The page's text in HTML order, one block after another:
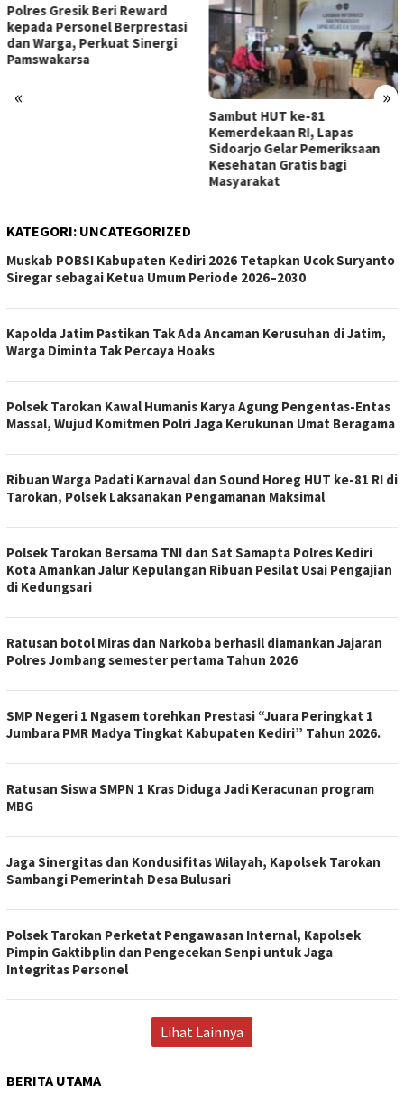
« »
Gresik Beri Reward
Personel Berprestasi
Perkuat Sinergi
Sambut HUT ke-81
Kemerdekaan RI, Lapas
Sidoarjo Gelar Pemeriksaan
Kesehatan Gratis bagi
Masyarakat
2030
KATEGORI: UNCATEGORIZED
Muskab POBSI Kabupaten Kediri 2026 Tetapkan Ucok Suryanto
Siregar sebagai Ketua Umum Periode 2026–2030
Kapolda Jatim Pastikan Tak Ada Ancaman Kerusuhan di Jatim,
Warga Diminta Tak Percaya Hoaks
Polsek Tarokan Kawal Humanis Karya Agung Pengentas-Entas
Massal, Wujud Komitmen Polri Jaga Kerukunan Umat Beragama
Ribuan Warga Padati Karnaval dan Sound Horeg HUT ke-81 RI di
Tarokan, Polsek Laksanakan Pengamanan Maksimal
Polsek Tarokan Bersama TNI dan Sat Samapta Polres Kediri
Kota Amankan Jalur Kepulangan Ribuan Pesilat Usai Pengajian
di Kedungsari
Ratusan botol Miras dan Narkoba berhasil diamankan Jajaran
Polres Jombang semester pertama Tahun 2026
SMP Negeri 1 Ngasem torehkan Prestasi “Juara Peringkat 1
Jumbara PMR Madya Tingkat Kabupaten Kediri” Tahun 2026.
Ratusan Siswa SMPN 1 Kras Diduga Jadi Keracunan program
MBG
Jaga Sinergitas dan Kondusifitas Wilayah, Kapolsek Tarokan
Sambangi Pemerintah Desa Bulusari
Polsek Tarokan Perketat Pengawasan Internal, Kapolsek
Pimpin Gaktibplin dan Pengecekan Senpi untuk Jaga
Integritas Personel
Lihat Lainnya
BERITA UTAMA